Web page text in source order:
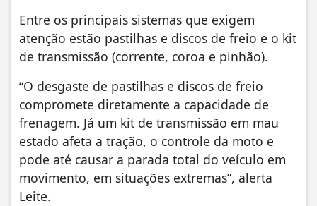
Entre os principais sistemas que exigem
atenção estão pastilhas e discos de freio e o kit
de transmissão (corrente, coroa e pinhão).
“O desgaste de pastilhas e discos de freio
compromete diretamente a capacidade de
frenagem. Já um kit de transmissão em mau
estado afeta a tração, o controle da moto e
pode até causar a parada total do veículo em
movimento, em situações extremas”, alerta
Leite.